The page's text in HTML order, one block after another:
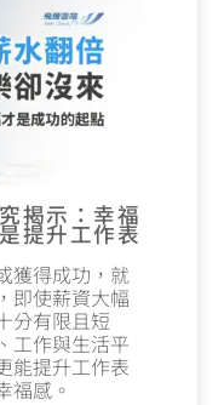
揭示：幸福
提升工作表
獲得成功，就
即使薪資大幅
分有限且短
工作與生活平
能提升工作表
福感。